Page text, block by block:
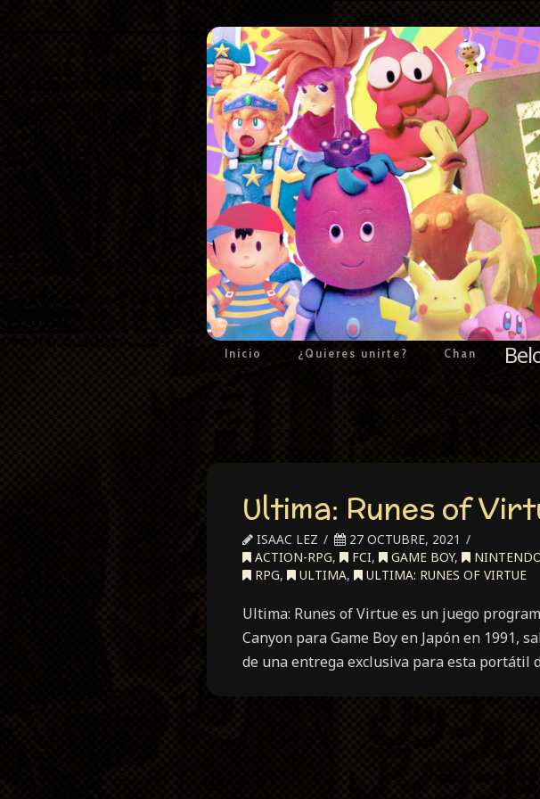
Inicio ¿Quieres unirte? Chan
Ultima: Runes of
ISAAC LEZ
27 OCTUBRE, 2021
ACTION-RPG, FCI, GAME BOY,
RPG, ULTIMA, ULTIMA: RUNES OF VIRTUE
Ultima: Runes of Virtue es un juego
Canyon para Game Boy en Japón en 1991,
de una entrega exclusiva para esta portátil